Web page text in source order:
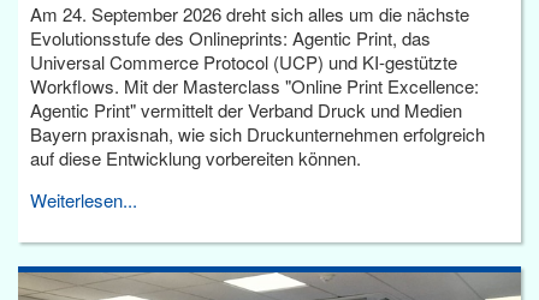
Am 24. September 2026 dreht sich alles um die nächste
Evolutionsstufe des Onlineprints: Agentic Print, das
Universal Commerce Protocol (UCP) und KI-gestützte
Workflows. Mit der Masterclass "Online Print Excellence:
Agentic Print" vermittelt der Verband Druck und Medien
Bayern praxisnah, wie sich Druckunternehmen erfolgreich
auf diese Entwicklung vorbereiten können.
Weiterlesen...